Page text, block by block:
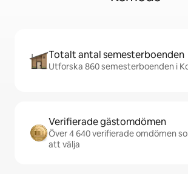
Totalt antal semesterboenden
Utforska 860 semesterboenden i
Verifierade gästomdömen
Över 4 640 verifierade omdömen
att välja